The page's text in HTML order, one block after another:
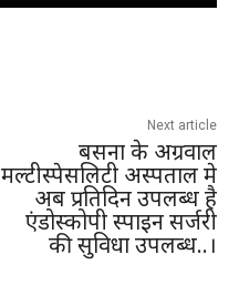
Next article
बसना के अग्रवाल
मल्टीस्पेसलिटी अस्पताल मे
अब प्रतिदिन उपलब्ध है
एंडोस्कोपी स्पाइन सर्जरी
की सुविधा उपलब्ध..।